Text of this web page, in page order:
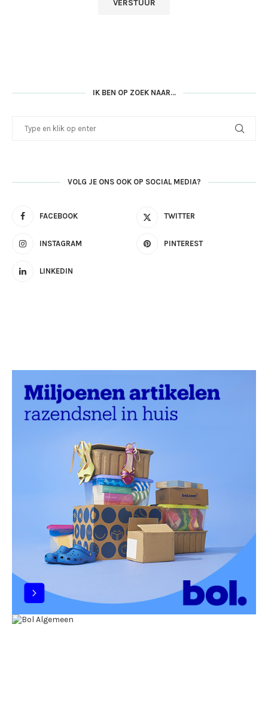
IK BEN OP ZOEK NAAR…
VOLG JE ONS OOK OP SOCIAL MEDIA?
FACEBOOK TWITTER
INSTAGRAM PINTEREST
LINKEDIN